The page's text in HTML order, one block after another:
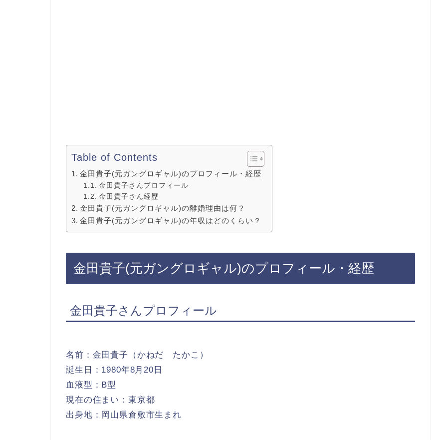
Table of Contents
金田貴子(元ガングロギャル)のプロフィール・経歴
金田貴子さんプロフィール
金田貴子さん経歴
金田貴子(元ガングロギャル)の離婚理由は何？
金田貴子(元ガングロギャル)の年収はどのくらい？
金田貴子(元ガングロギャル)のプロフィール・経歴
金田貴子さんプロフィール
名前：金田貴子（かねだ たかこ）
誕生日：1980年8月20日
血液型：B型
現在の住まい：東京都
出身地：岡山県倉敷市生まれ